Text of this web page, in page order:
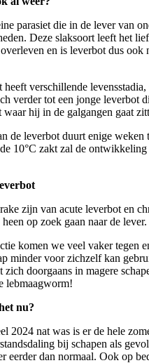
parasiet die in de lever van
Deze slaksoort leeft het
en is leverbot dus
heeft verschillende
verder tot een jonge leverbot
hij in de galgangen gaat
de leverbot duurt enige
10°C zakt zal de
zijn van acute leverbot en
op zoek gaan naar de
komen we veel vaker tegen
minder voor zichzelf kan
doorgaans in magere
lebmaagworm!
nu?
2024 nat was is er de hele
bij schapen als
eerder dan normaal. Ook op